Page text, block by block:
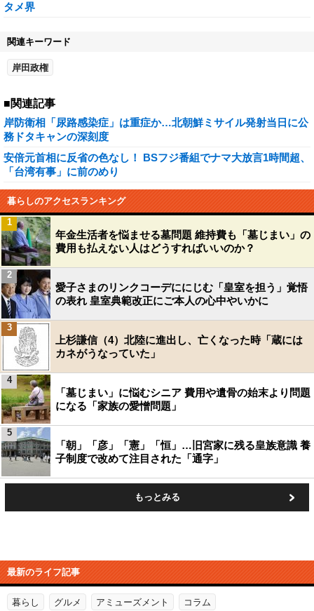
タメ界
関連キーワード
岸田政権
■関連記事
岸防衛相「尿路感染症」は重症か…北朝鮮ミサイル発射当日に公
務ドタキャンの深刻度
安倍元首相に反省の色なし！ BSフジ番組でナマ大放言1時間超、
「台湾有事」に前のめり
暮らしのアクセスランキング
年金生活者を悩ませる墓問題 維持費も「墓じまい」の
費用も払えない人はどうすればいいのか？
1
愛子さまのリンクコーデににじむ「皇室を担う」覚悟
の表れ 皇室典範改正にご本人の心中やいかに
2
上杉謙信（4）北陸に進出し、亡くなった時「蔵には
カネがうなっていた」
3
「墓じまい」に悩むシニア 費用や遺骨の始末より問題
になる「家族の愛憎問題」
4
「朝」「彦」「憲」「恒」…旧宮家に残る皇族意識 養
子制度で改めて注目された「通字」
5
もっとみる
最新のライフ記事
暮らし グルメ アミューズメント コラム